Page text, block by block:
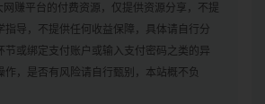
网赚平台的付费资源，仅提供资源分享，不提
指导，不提供任何收益保障，具体请自行分
节或绑定支付账户或输入支付密码之类的异
作，是否有风险请自行甄别，本站概不负